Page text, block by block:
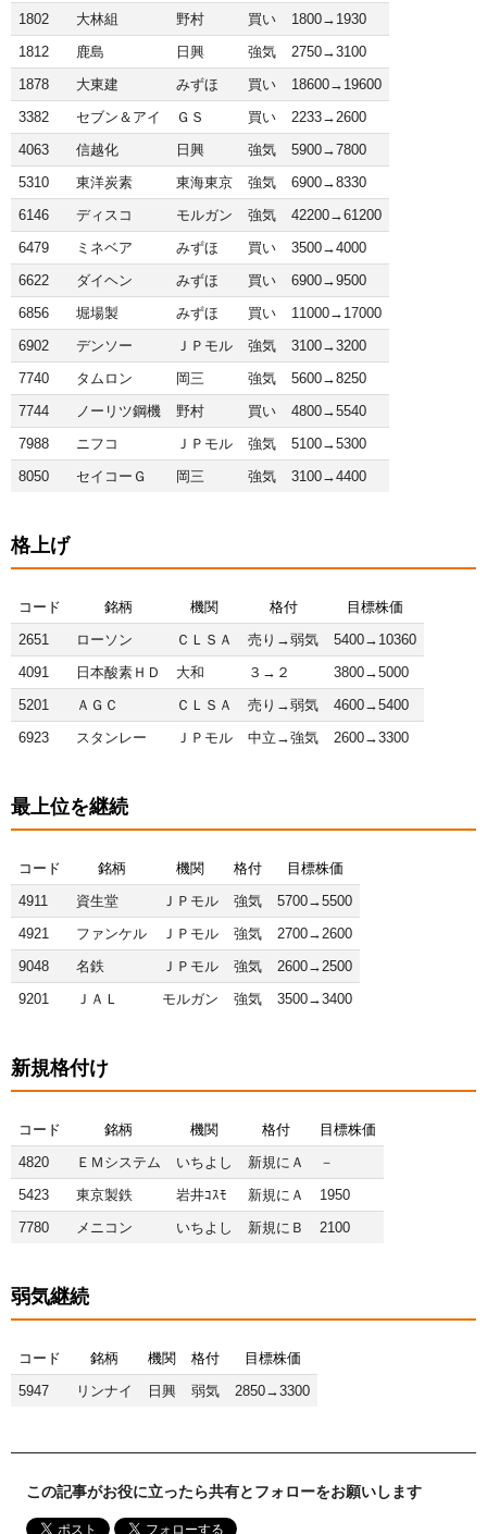
1802
大林組 野村 買い
1800→1930
1812
鹿島 日興 強気
2750→3100
1878
大東建 みずほ 買い
18600→19600
3382
セブン＆アイ ＧＳ 買い
2233→2600
4063
信越化 日興 強気
5900→7800
5310
東洋炭素 東海東京 強気
6900→8330
6146
ディスコ モルガン 強気
42200→61200
6479
ミネベア みずほ 買い
3500→4000
6622
ダイヘン みずほ 買い
6900→9500
6856
堀場製 みずほ 買い
11000→17000
6902
デンソー ＪＰモル 強気
3100→3200
7740
タムロン 岡三 強気
5600→8250
7744
ノーリツ鋼機 野村 買い
4800→5540
7988
ニフコ ＪＰモル 強気
5100→5300
8050
セイコーＧ 岡三 強気 3100→4400
格上げ
コード 銘柄 機関 格付
目標株価
2651
ローソン ＣＬＳＡ 売り→弱気
5400→10360
4091
日本酸素ＨＤ 大和 ３→２
3800→5000
5201
ＡＧＣ ＣＬＳＡ 売り→弱気
4600→5400
6923
スタンレー ＪＰモル 中立→強気 2600→3300
最上位を継続
コード 銘柄 機関 格付
目標株価
4911
資生堂 ＪＰモル 強気
5700→5500
4921
ファンケル ＪＰモル 強気
2700→2600
9048
名鉄 ＪＰモル 強気
2600→2500
9201
ＪＡＬ モルガン 強気 3500→3400
新規格付け
コード 銘柄 機関 格付
目標株価
4820
ＥＭシステム いちよし 新規にＡ
－
5423
東京製鉄 岩井ｺｽﾓ 新規にＡ
1950
7780
メニコン いちよし 新規にＢ 2100
弱気継続
コード 銘柄 機関 格付
目標株価
5947
リンナイ 日興 弱気 2850→3300
この記事がお役に立ったら共有とフォローをお願いします